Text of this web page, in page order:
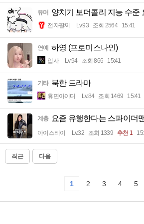
유머 양치기 보더콜리 지능 수준
전자팔찌 Lv.93 조회 2564 15:41
연예 하영 (프로미스나인)
입사 Lv.94 조회 866 15:41
기타 북한 드라마
휴면아이디 Lv.84 조회 1469 15:41
계층 요즘 유행한다는 스파이더
아이스티이 Lv.32 조회 1339 추천 1
최근 다음
1 2 3 4 5